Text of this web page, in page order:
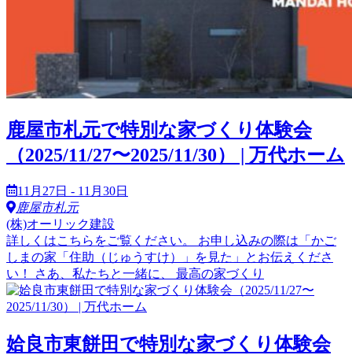
鹿屋市札元で特別な家づくり体験会
（2025/11/27〜2025/11/30） | 万代ホーム
11月27日 - 11月30日
鹿屋市札元
(株)オーリック建設
詳しくはこちらをご覧ください。 お申し込みの際は「かご
しまの家「住助（じゅうすけ）」を見た」とお伝えくださ
い！ さあ、私たちと一緒に、 最高の家づくり
姶良市東餅田で特別な家づくり体験会